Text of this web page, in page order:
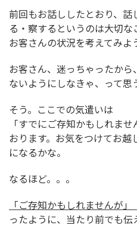
前回もお話ししたとおり、
る・察するというのは大切な
お客さんの状況を考えてみよ
お客さん、迷っちゃったか
ないようにしなきゃ、って思
そう。ここでの気遣いは
「すでにご存知かもしれま
おります。お気をつけてお越
になるかな。
なるほど。。。
「ご存知かもしれませんが」
ったように、当たり前でも伝